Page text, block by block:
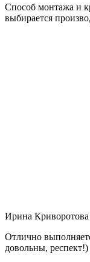
Способ монтажа и
выбирается
Ирина Криворотова
Отлично
довольны, респект!)